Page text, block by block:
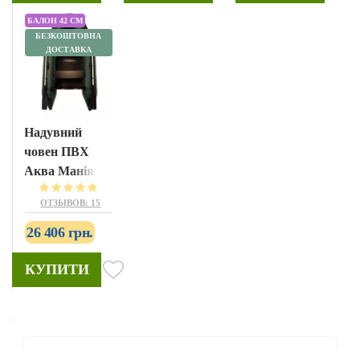
БАЛОН 42 СМ
БЕЗКОШТОВНА
ДОСТАВКА
Надувний
човен ПВХ
Аква Манія
АМК-270
ОТЗЫВОВ: 15
26 406 грн.
КУПИТИ